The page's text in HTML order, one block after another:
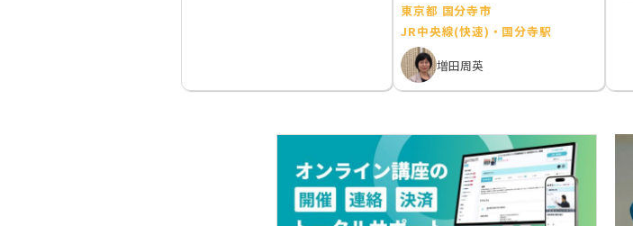
東京都 国分寺市
JR中央線(快速)・国分寺駅
増田周英